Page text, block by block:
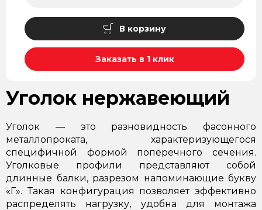
В корзину
Заказать в 1 клик
Уголок нержавеющий
Уголок — это разновидность фасонного
металлопроката, характеризующегося
специфичной формой поперечного сечения.
Уголковые профили представляют собой
длинные балки, разрезом напоминающие букву
«Г». Такая конфигурация позволяет эффективно
распределять нагрузку, удобна для монтажа